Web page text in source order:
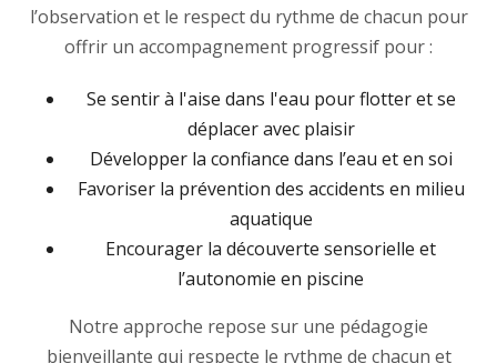
l’observation et le respect du rythme de chacun pour
offrir un accompagnement progressif pour :
Se sentir à l'aise dans l'eau pour flotter et se
déplacer avec plaisir
Développer la confiance dans l’eau et en soi
Favoriser la prévention des accidents en milieu
aquatique
Encourager la découverte sensorielle et
l’autonomie en piscine
Notre approche repose sur une pédagogie
bienveillante qui respecte le rythme de chacun et